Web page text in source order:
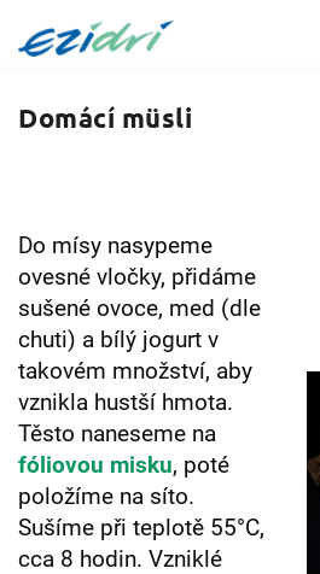
Domácí müsli
Do mísy nasypeme
ovesné vločky, přidáme
sušené ovoce, med (dle
chuti) a bílý jogurt v
takovém množství, aby
vznikla hustší hmota.
Těsto naneseme na
fóliovou misku, poté
položíme na síto.
Sušíme při teplotě 55°C,
cca 8 hodin. Vzniklé